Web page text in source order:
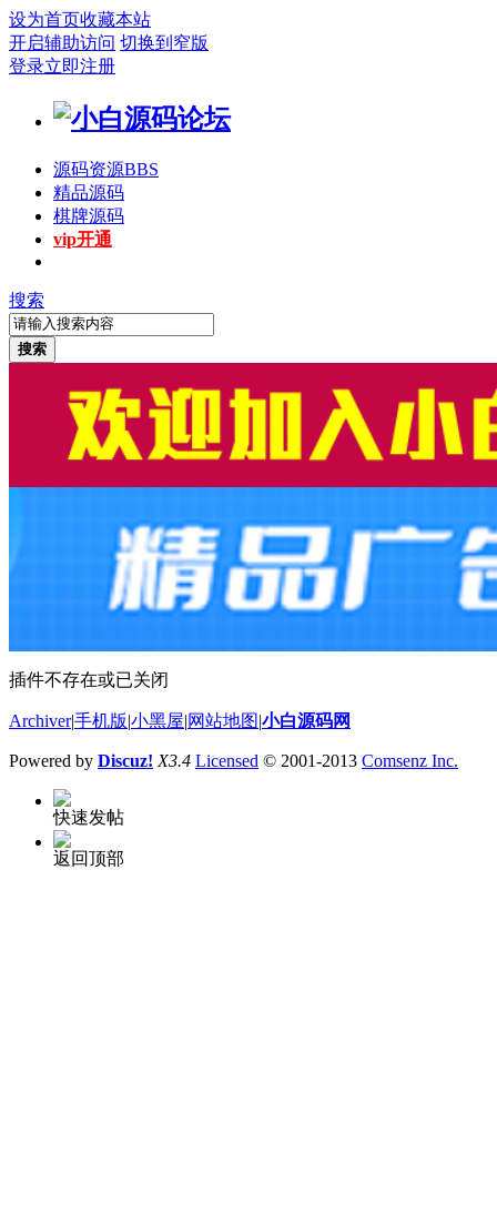
设为首页收藏本站
开启辅助访问 切换到窄版
登录立即注册
源码资源BBS
精品源码
棋牌源码
vip开通
搜索
搜索
插件不存在或已关闭
Archiver|手机版 小黑屋 网站地图 小白源码网
Powered by Discuz! X3.4 Licensed © 2001-2013 Comsenz Inc.
快速发帖
返回顶部